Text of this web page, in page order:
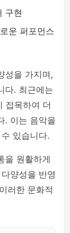
구현
운 퍼포먼스
성을 가지며,
다. 최근에는
접목하여 더
. 이는 음악을
있습니다.
을 원활하게
양성을 반영
러한 문화적